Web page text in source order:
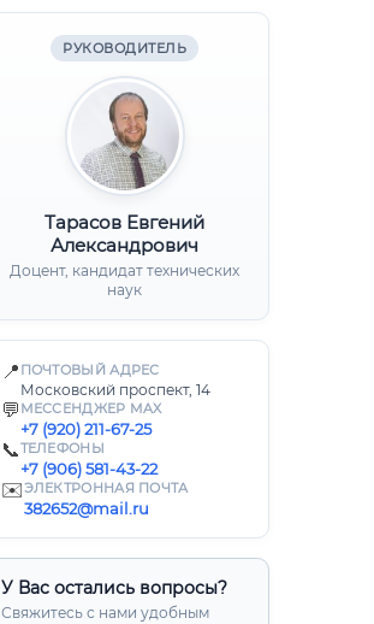
РУКОВОДИТЕЛЬ
Тарасов Евгений
Александрович
Доцент, кандидат технических
наук
📍 ПОЧТОВЫЙ АДРЕС
Московский проспект, 14
💬 МЕССЕНДЖЕР MAX
+7 (920) 211-67-25
📞ТЕЛЕФОНЫ
+7 (906) 581-43-22
✉️ЭЛЕКТРОННАЯ ПОЧТА
382652@mail.ru
У Вас остались вопросы?
Свяжитесь с нами удобным